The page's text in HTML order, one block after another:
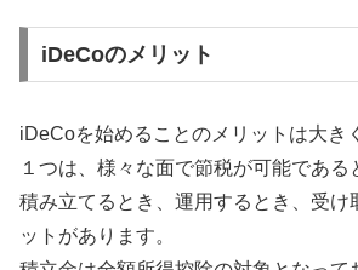
iDeCoのメリット
iDeCoを始めることのメリットは大き
１つは、様々な面で節税が可能である
積み立てるとき、運用するとき、受け
ットがあります。